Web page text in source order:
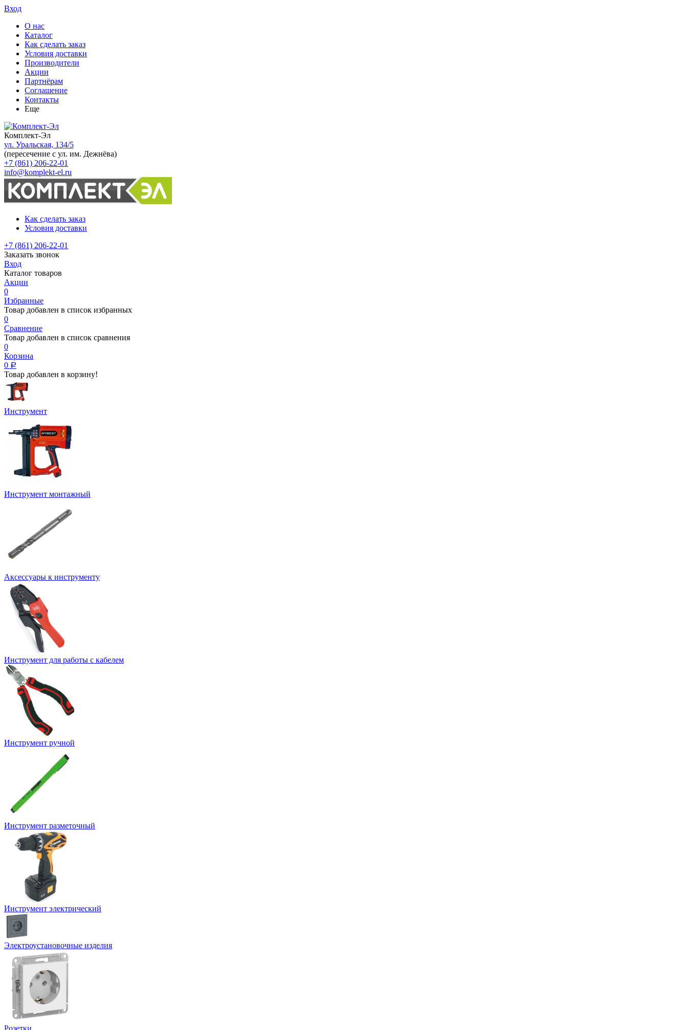
Вход
О нас
Каталог
Как сделать заказ
Условия доставки
Производители
Акции
Партнёрам
Соглашение
Контакты
Еще
Комплект-Эл
ул. Уральская, 134/5
(пересечение с ул. им. Дежнёва)
+7 (861) 206-22-01
info@komplekt-el.ru
Как сделать заказ
Условия доставки
+7 (861) 206-22-01
Заказать звонок
Вход
Каталог товаров
Акции
0
Избранные
Товар добавлен в список избранных
0
Сравнение
Товар добавлен в список сравнения
0
Корзина
0 Р
Товар добавлен в корзину!
Инструмент
Инструмент монтажный
Аксессуары к инструменту
Инструмент для работы с кабелем
Инструмент ручной
Инструмент разметочный
Инструмент электрический
Электроустановочные изделия
Розетки